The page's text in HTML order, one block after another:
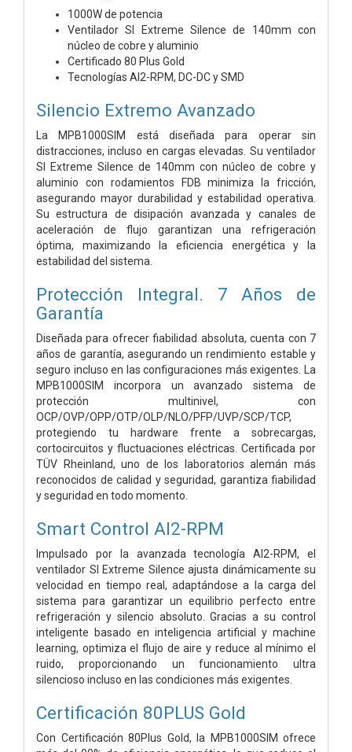
1000W de potencia
Ventilador SI Extreme Silence de 140mm con
núcleo de cobre y aluminio
Certificado 80 Plus Gold
Tecnologías AI2-RPM, DC-DC y SMD
Silencio Extremo Avanzado
La MPB1000SIM está diseñada para operar sin
distracciones, incluso en cargas elevadas. Su ventilador
SI Extreme Silence de 140mm con núcleo de cobre y
aluminio con rodamientos FDB minimiza la fricción,
asegurando mayor durabilidad y estabilidad operativa.
Su estructura de disipación avanzada y canales de
aceleración de flujo garantizan una refrigeración
óptima, maximizando la eficiencia energética y la
estabilidad del sistema.
Protección Integral. 7 Años de
Garantía
Diseñada para ofrecer fiabilidad absoluta, cuenta con 7
años de garantía, asegurando un rendimiento estable y
seguro incluso en las configuraciones más exigentes. La
MPB1000SIM incorpora un avanzado sistema de
protección multinivel, con
OCP/OVP/OPP/OTP/OLP/NLO/PFP/UVP/SCP/TCP,
protegiendo tu hardware frente a sobrecargas,
cortocircuitos y fluctuaciones eléctricas. Certificada por
TÜV Rheinland, uno de los laboratorios alemán más
reconocidos de calidad y seguridad, garantiza fiabilidad
y seguridad en todo momento.
Smart Control AI2-RPM
Impulsado por la avanzada tecnología AI2-RPM, el
ventilador SI Extreme Silence ajusta dinámicamente su
velocidad en tiempo real, adaptándose a la carga del
sistema para garantizar un equilibrio perfecto entre
refrigeración y silencio absoluto. Gracias a su control
inteligente basado en inteligencia artificial y machine
learning, optimiza el flujo de aire y reduce al mínimo el
ruido, proporcionando un funcionamiento ultra
silencioso incluso en las condiciones más exigentes.
Certificación 80PLUS Gold
Con Certificación 80Plus Gold, la MPB1000SIM ofrece